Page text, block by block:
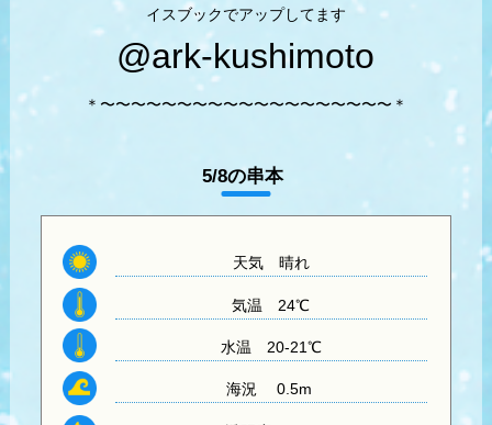
イスブックでアップしてます
@ark-kushimoto
＊〜〜〜〜〜〜〜〜〜〜〜〜〜〜〜〜〜〜〜＊
5/8の串本
天気 晴れ
気温 24℃
水温 20-21℃
海況 0.5m